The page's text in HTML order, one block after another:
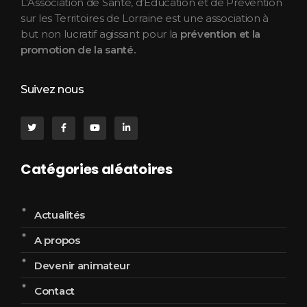
sur les Territoires de Lorraine est une association à
but non lucratif agissant pour la prévention et la
promotion de la santé.
Suivez nous
Catégories aléatoires
Actualités
A propos
Devenir animateur
Contact